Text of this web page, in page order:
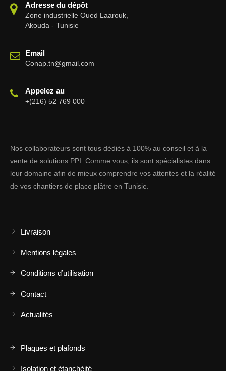
Adresse du dépôt
Zone industrielle Oued Laarouk,
Akouda - Tunisie
Email
Conap.tn@gmail.com
Appelez au
+(216) 52 769 000
Nos collaborateurs sont tous dédiés à 100% au conseil et à la
vente de solutions PPI. Comme vous, ils sont spécialistes dans
leur domaine afin de mieux comprendre vos attentes et la réalité
de vos chantiers de placo plâtre en Tunisie.
Livraison
Mentions légales
Conditions d’utilisation
Contact
Actualités
Plaques et plafonds
Isolation et étanchéité